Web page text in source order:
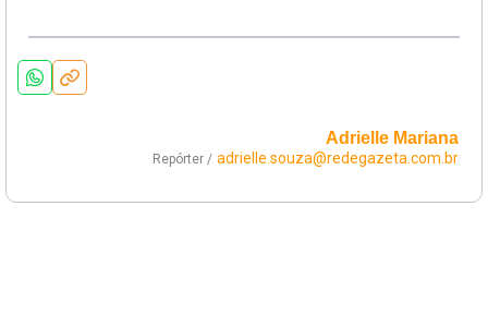
Adrielle Mariana
Repórter / adrielle.souza@redegazeta.com.br